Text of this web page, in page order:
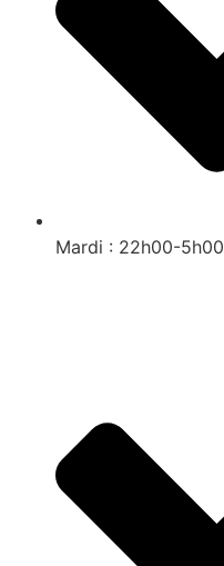
Mardi : 22h00-5h00